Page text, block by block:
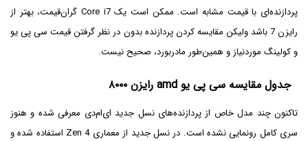
پردازنده‌ای با قیمت مشابه است. ممکن است یک Core i7 گران‌قیمت، بهتر از
رایزن 7 باشد ولیکن مقایسه کردن پردازنده بدون در نظر گرفتن قیمت سی پی یو
و کولینگ موردنیاز و همین‌طور مادربورد، صحیح نیست.
جدول مقایسه سی پی یو amd رایزن ۸۰۰۰
تاکنون چند مدل خاص از پردازنده‌های نسل جدید ای‌ام‌دی معرفی شده و هنوز
سری کامل رونمایی نشده است. در نسل جدید از معماری Zen 4 استفاده شده و